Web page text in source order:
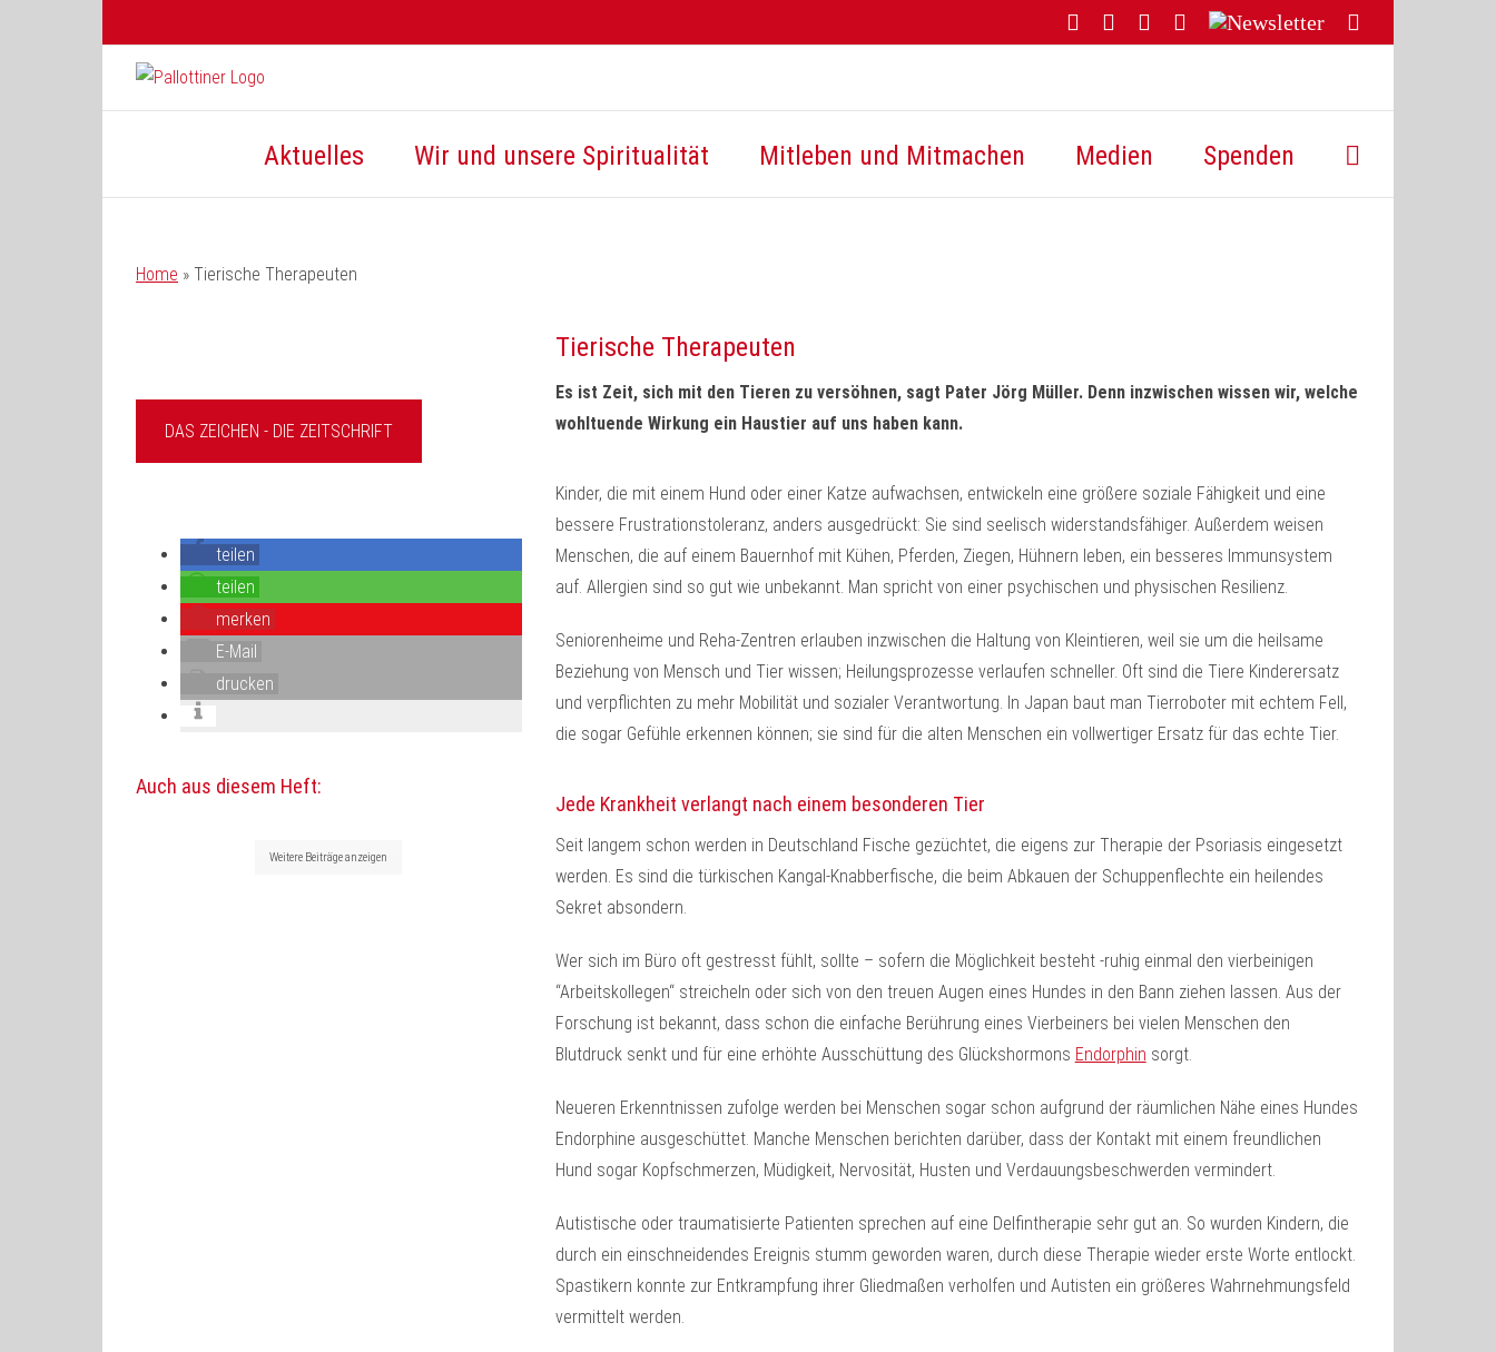
FacebookYouTubeInstagram
Threads
Newsletter
Mail
Aktuelles Wir und unsere Spiritualität Mitleben und Mitmachen Medien Spenden
Home » Tierische Therapeuten
DAS ZEICHEN - DIE ZEITSCHRIFT
teilen
teilen
merken
E-Mail
drucken
Auch aus diesem Heft:
Weitere Beiträge anzeigen
Tierische Therapeuten
Es ist Zeit, sich mit den Tieren zu versöhnen, sagt Pater Jörg Müller. Denn inzwischen wissen wir, welche
wohltuende Wirkung ein Haustier auf uns haben kann.
Kinder, die mit einem Hund oder einer Katze aufwachsen, entwickeln eine größere soziale Fähigkeit und eine
bessere Frustrationstoleranz, anders ausgedrückt: Sie sind seelisch widerstandsfähiger. Außerdem weisen
Menschen, die auf einem Bauernhof mit Kühen, Pferden, Ziegen, Hühnern leben, ein besseres Immunsystem
auf. Allergien sind so gut wie unbekannt. Man spricht von einer psychischen und physischen Resilienz.
Seniorenheime und Reha-Zentren erlauben inzwischen die Haltung von Kleintieren, weil sie um die heilsame
Beziehung von Mensch und Tier wissen; Heilungsprozesse verlaufen schneller. Oft sind die Tiere Kinderersatz
und verpflichten zu mehr Mobilität und sozialer Verantwortung. In Japan baut man Tierroboter mit echtem Fell,
die sogar Gefühle erkennen können; sie sind für die alten Menschen ein vollwertiger Ersatz für das echte Tier.
Jede Krankheit verlangt nach einem besonderen Tier
Seit langem schon werden in Deutschland Fische gezüchtet, die eigens zur Therapie der Psoriasis eingesetzt
werden. Es sind die türkischen Kangal-Knabberfische, die beim Abkauen der Schuppenflechte ein heilendes
Sekret absondern.
Wer sich im Büro oft gestresst fühlt, sollte – sofern die Möglichkeit besteht -ruhig einmal den vierbeinigen
“Arbeitskollegen“ streicheln oder sich von den treuen Augen eines Hundes in den Bann ziehen lassen. Aus der
Forschung ist bekannt, dass schon die einfache Berührung eines Vierbeiners bei vielen Menschen den
Blutdruck senkt und für eine erhöhte Ausschüttung des Glückshormons Endorphin sorgt.
Neueren Erkenntnissen zufolge werden bei Menschen sogar schon aufgrund der räumlichen Nähe eines Hundes
Endorphine ausgeschüttet. Manche Menschen berichten darüber, dass der Kontakt mit einem freundlichen
Hund sogar Kopfschmerzen, Müdigkeit, Nervosität, Husten und Verdauungsbeschwerden vermindert.
Autistische oder traumatisierte Patienten sprechen auf eine Delfintherapie sehr gut an. So wurden Kindern, die
durch ein einschneidendes Ereignis stumm geworden waren, durch diese Therapie wieder erste Worte entlockt.
Spastikern konnte zur Entkrampfung ihrer Gliedmaßen verholfen und Autisten ein größeres Wahrnehmungsfeld
vermittelt werden.